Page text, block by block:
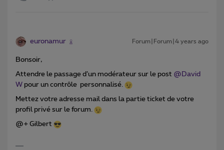
euronamur Forum|Forum|4 years ago
Bonsoir,
Attendre le passage d’un modérateur sur le post @David
W pour un contrôle personnalisé.
Mettez votre adresse mail dans la partie ticket de votre
profil privé sur le forum.
@+ Gilbert